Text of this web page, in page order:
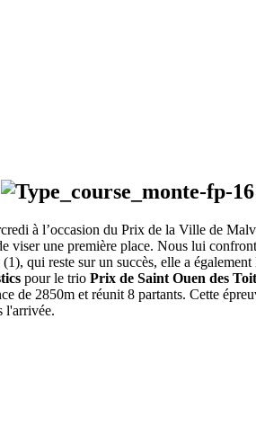
à l’occasion du Prix de la Ville de
une première place. Nous lui
qui reste sur un succès, elle a
pour le trio Prix de Saint Ouen des
de 2850m et réunit 8 partants. Cette
l'arrivée.